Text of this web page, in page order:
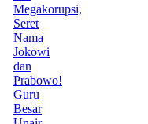
Megakorupsi,
Seret
Nama
Jokowi
dan
Prabowo!
Guru
Besar